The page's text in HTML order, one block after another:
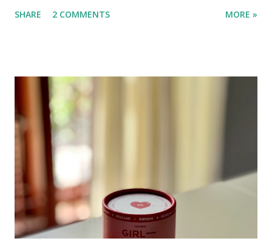
suami ada libur tapi cuma pendek banget, dan dia pengen
mengajukan Schengen, jadi gw udah "tau" harus submit apa
aja. Karena sebagai orang yang menikah dengan warga EU,
kami berhak untuk tidak menunjukkan buku tabungan (yg
freelancer harus kasih tau bukti kerjaan juga. Gw rasa ribet
ya karena nggak formal kerjanya, jadi ya udah gw tulis ibu
rumah tangga. Itu juga masih harus bikin surat pernyataan
siapa yg membiayai biaya hidup gw kala...
SHARE 2 COMMENTS MORE »